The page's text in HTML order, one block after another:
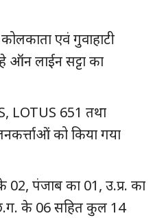
एवं गुवाहाटी
लाईन सट्टा का
LOTUS 651 तथा
को किया गया
02, पंजाब का 01, उ.प्र. का
के 06 सहित कुल 14